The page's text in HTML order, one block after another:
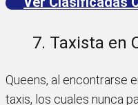
7. Taxista en
Queens, al encontrarse
taxis, los cuales nunca